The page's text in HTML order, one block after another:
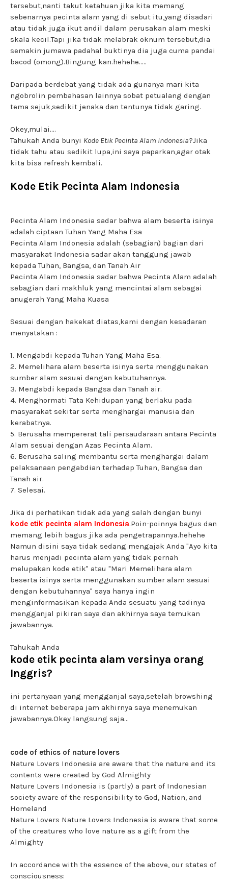
tersebut,nanti takut ketahuan jika kita memang
sebenarnya pecinta alam yang di sebut itu,yang disadari
atau tidak juga ikut andil dalam perusakan alam meski
skala kecil.Tapi jika tidak melabrak oknum tersebut,dia
semakin jumawa padahal buktinya dia juga cuma pandai
bacod (omong).Bingung kan.hehehe.....
Daripada berdebat yang tidak ada gunanya mari kita
ngobrolin pembahasan lainnya sobat petualang dengan
tema sejuk,sedikit jenaka dan tentunya tidak garing.
Okey,mulai....
Tahukah Anda bunyi Kode Etik Pecinta Alam Indonesia?Jika
tidak tahu atau sedikit lupa,ini saya paparkan,agar otak
kita bisa refresh kembali.
Kode Etik Pecinta Alam Indonesia
Pecinta Alam Indonesia sadar bahwa alam beserta isinya
adalah ciptaan Tuhan Yang Maha Esa
Pecinta Alam Indonesia adalah (sebagian) bagian dari
masyarakat Indonesia sadar akan tanggung jawab
kepada Tuhan, Bangsa, dan Tanah Air
Pecinta Alam Indonesia sadar bahwa Pecinta Alam adalah
sebagian dari makhluk yang mencintai alam sebagai
anugerah Yang Maha Kuasa
Sesuai dengan hakekat diatas,kami dengan kesadaran
menyatakan :
1. Mengabdi kepada Tuhan Yang Maha Esa.
2. Memelihara alam beserta isinya serta menggunakan
sumber alam sesuai dengan kebutuhannya.
3. Mengabdi kepada Bangsa dan Tanah air.
4. Menghormati Tata Kehidupan yang berlaku pada
masyarakat sekitar serta menghargai manusia dan
kerabatnya.
5. Berusaha mempererat tali persaudaraan antara Pecinta
Alam sesuai dengan Azas Pecinta Alam.
6. Berusaha saling membantu serta menghargai dalam
pelaksanaan pengabdian terhadap Tuhan, Bangsa dan
Tanah air.
7. Selesai.
Jika di perhatikan tidak ada yang salah dengan bunyi
kode etik pecinta alam Indonesia.Poin-poinnya bagus dan
memang lebih bagus jika ada pengetrapannya.hehehe
Namun disini saya tidak sedang mengajak Anda "Ayo kita
harus menjadi pecinta alam yang tidak pernah
melupakan kode etik" atau "Mari Memelihara alam
beserta isinya serta menggunakan sumber alam sesuai
dengan kebutuhannya" saya hanya ingin
menginformasikan kepada Anda sesuatu yang tadinya
mengganjal pikiran saya dan akhirnya saya temukan
jawabannya.
Tahukah Anda
kode etik pecinta alam versinya orang
Inggris?
ini pertanyaan yang mengganjal saya,setelah browshing
di internet beberapa jam akhirnya saya menemukan
jawabannya.Okey langsung saja...
code of ethics of nature lovers
Nature Lovers Indonesia are aware that the nature and its
contents were created by God Almighty
Nature Lovers Indonesia is (partly) a part of Indonesian
society aware of the responsibility to God, Nation, and
Homeland
Nature Lovers Nature Lovers Indonesia is aware that some
of the creatures who love nature as a gift from the
Almighty
In accordance with the essence of the above, our states of
consciousness: